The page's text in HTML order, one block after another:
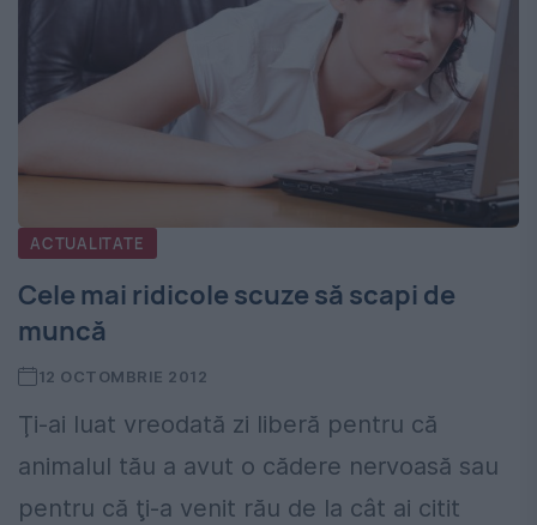
ACTUALITATE
Cele mai ridicole scuze să scapi de
muncă
12 OCTOMBRIE 2012
Ţi-ai luat vreodată zi liberă pentru că
animalul tău a avut o cădere nervoasă sau
pentru că ţi-a venit rău de la cât ai citit